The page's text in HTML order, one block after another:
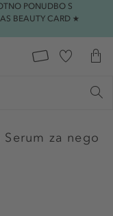
PONUDBO S
BEAUTY CARD ★
Serum za nego